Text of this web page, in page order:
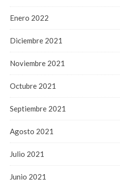
Enero 2022
Diciembre 2021
Noviembre 2021
Octubre 2021
Septiembre 2021
Agosto 2021
Julio 2021
Junio 2021